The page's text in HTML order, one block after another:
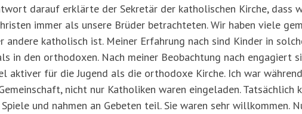
darauf erklärte der Sekretär der katholischen Kirche, dass
immer als unsere Brüder betrachteten. Wir haben viele
katholisch ist. Meiner Erfahrung nach sind Kinder in
in den orthodoxen. Nach meiner Beobachtung nach engagiert
aktiver für die Jugend als die orthodoxe Kirche. Ich war während
nicht nur Katholiken waren eingeladen. Tatsächlich
und nahmen an Gebeten teil. Sie waren sehr willkommen.